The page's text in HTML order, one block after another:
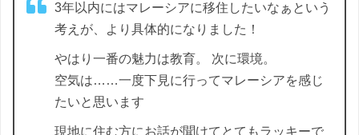
3年以内にはマレーシアに移住したいなぁという
考えが、より具体的になりました！
やはり一番の魅力は教育。 次に環境。
空気は……一度下見に行ってマレーシアを感じ
たいと思います
現地に住む方にお話が聞けてとてもラッキーで